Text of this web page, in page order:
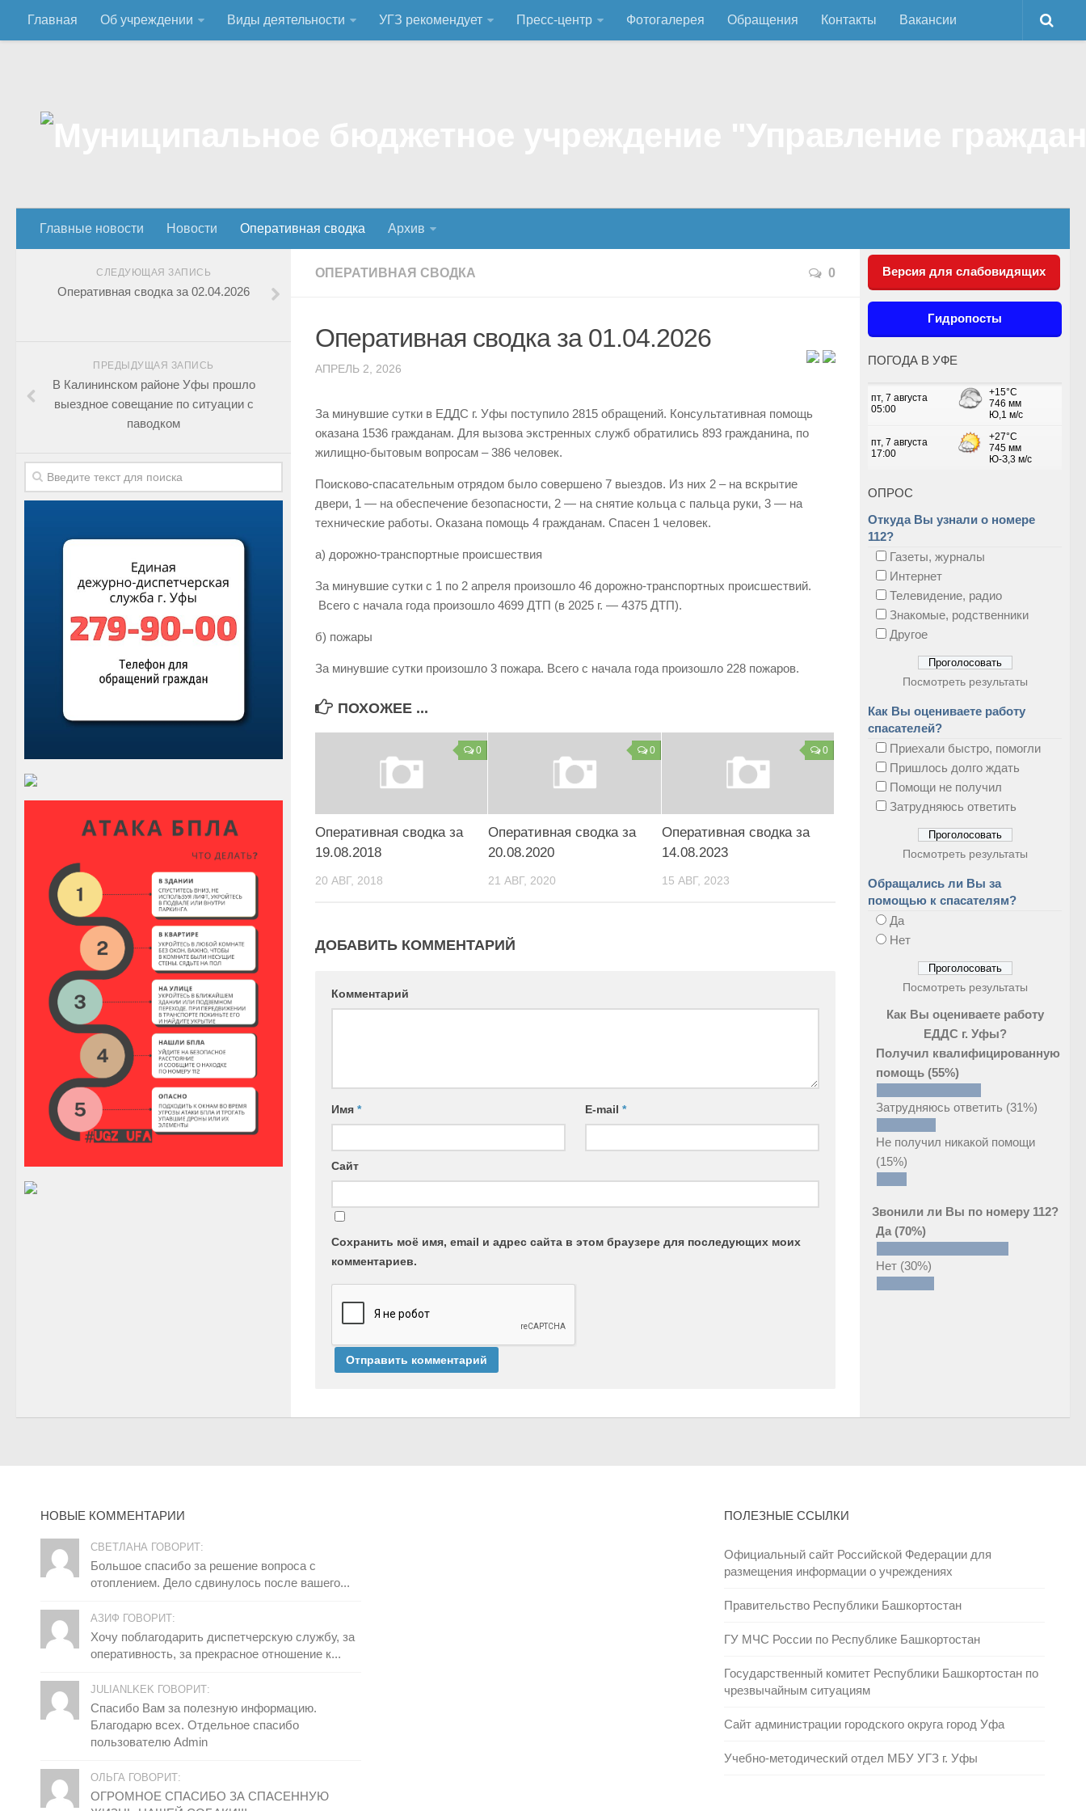
Главная Об учреждении Виды деятельности УГЗ рекомендует Пресс-центр Фотогалерея Обращения Контакты Вакансии
Главные новости Новости Оперативная сводка Архив
ОПЕРАТИВНАЯ СВОДКА 0
Оперативная сводка за 01.04.2026
АПРЕЛЬ 2, 2026
За минувшие сутки в ЕДДС г. Уфы поступило 2815 обращений. Консультативная помощь
оказана 1536 гражданам. Для вызова экстренных служб обратились 893 гражданина, по
жилищно-бытовым вопросам – 386 человек.
Поисково-спасательным отрядом было совершено 7 выездов. Из них 2 – на вскрытие
двери, 1 — на обеспечение безопасности, 2 — на снятие кольца с пальца руки, 3 — на
технические работы. Оказана помощь 4 гражданам. Спасен 1 человек.
а) дорожно-транспортные происшествия
За минувшие сутки с 1 по 2 апреля произошло 46 дорожно-транспортных происшествий.
Всего с начала года произошло 4699 ДТП (в 2025 г. — 4375 ДТП).
б) пожары
За минувшие сутки произошло 3 пожара. Всего с начала года произошло 228 пожаров.
ПОХОЖЕЕ ...
0
Оперативная сводка за
19.08.2018
20 АВГ, 2018
0
Оперативная сводка за
20.08.2020
21 АВГ, 2020
0
Оперативная сводка за
14.08.2023
15 АВГ, 2023
ДОБАВИТЬ КОММЕНТАРИЙ
Комментарий
Имя * E-mail*
Сайт
Сохранить моё имя, email и адрес сайта в этом браузере для последующих моих
комментариев.
СЛЕДУЮЩАЯ ЗАПИСЬ
Оперативная сводка за 02.04.2026
ПРЕДЫДУЩАЯ ЗАПИСЬ
В Калининском районе Уфы прошло
выездное совещание по ситуации с
паводком
Версия для слабовидящих
Гидропосты
ПОГОДА В УФЕ
ОПРОС
Откуда Вы узнали о номере
112?
Газеты, журналы
Интернет
Телевидение, радио
Знакомые, родственники
Другое
Посмотреть результаты
Как Вы оцениваете работу
спасателей?
Приехали быстро, помогли
Пришлось долго ждать
Помощи не получил
Затрудняюсь ответить
Посмотреть результаты
Обращались ли Вы за
помощью к спасателям?
Да
Нет
Посмотреть результаты
Как Вы оцениваете работу
ЕДДС г. Уфы?
Получил квалифицированную
помощь (55%)
Затрудняюсь ответить (31%)
Не получил никакой помощи
(15%)
Звонили ли Вы по номеру 112?
Да (70%)
Нет (30%)
НОВЫЕ КОММЕНТАРИИ
СВЕТЛАНА ГОВОРИТ:
Большое спасибо за решение вопроса с
отоплением. Дело сдвинулось после вашего...
АЗИФ ГОВОРИТ:
Хочу поблагодарить диспетчерскую службу, за
оперативность, за прекрасное отношение к...
JULIANLKEK ГОВОРИТ:
Спасибо Вам за полезную информацию.
Благодарю всех. Отдельное спасибо
пользователю Admin
ОЛЬГА ГОВОРИТ:
ОГРОМНОЕ СПАСИБО ЗА СПАСЕННУЮ
ПОЛЕЗНЫЕ ССЫЛКИ
Официальный сайт Российской Федерации для
размещения информации о учреждениях
Правительство Республики Башкортостан
ГУ МЧС России по Республике Башкортостан
Государственный комитет Республики Башкортостан по
чрезвычайным ситуациям
Сайт администрации городского округа город Уфа
Учебно-методический отдел МБУ УГЗ г. Уфы